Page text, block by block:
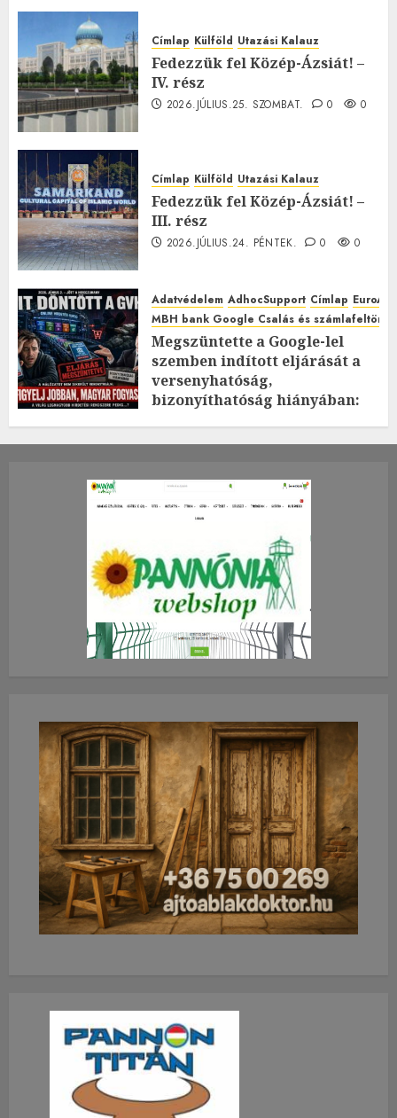
Címlap Külföld Utazási Kalauz
Fedezzük fel Közép-Ázsiát! –
IV. rész
2026.JÚLIUS.25. SZOMBAT. 0 0
Címlap Külföld Utazási Kalauz
Fedezzük fel Közép-Ázsiát! –
III. rész
2026.JÚLIUS.24. PÉNTEK. 0 0
Adatvédelem AdhocSupport Címlap
MBH bank Google Csalás és
Megszüntette a Google-lel
szemben indított eljárását a
versenyhatóság,
bizonyíthatóság hiányában:
2026.JÚLIUS.23. CSÜTÖRTÖK.
0